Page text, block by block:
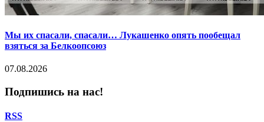
Мы их спасали, спасали… Лукашенко опять пообещал
взяться за Белкоопсоюз
07.08.2026
Подпишись на нас!
RSS